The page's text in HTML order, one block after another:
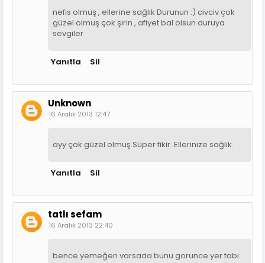
nefis olmuş , ellerine sağlık Durunun :) civciv çok
güzel olmuş çok şirin , afiyet bal olsun duruya
sevgiler
Yanıtla Sil
Unknown
16 Aralık 2013 12:47
ayy çok güzel olmuş.Süper fikir. Ellerinize sağlık.
Yanıtla Sil
tatlı sefam
16 Aralık 2013 22:40
bence yemeğen varsada bunu gorunce yer tabı